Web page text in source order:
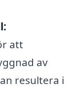
att
av
resultera i